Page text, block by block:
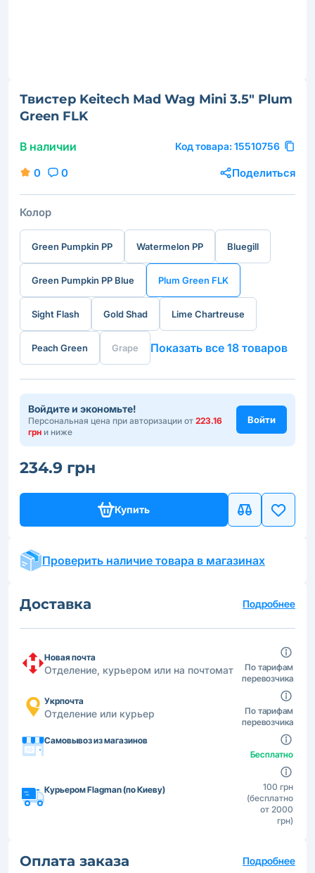
Твистер Keitech Mad Wag Mini 3.5" Plum
Green FLK
В наличии Код товара: 15510756
0 0 Поделиться
Колор
Green Pumpkin PP Watermelon PP Bluegill
Green Pumpkin PP Blue Plum Green FLK
Sight Flash Gold Shad Lime Chartreuse
Peach Green Grape Показать все 18 товаров
Войдите и экономьте!
Персональная цена при авторизации от 223.16
грн и ниже
Войти
234.9 грн
Купить
Проверить наличие товара в магазинах
Доставка Подробнее
Новая почта
Отделение, курьером или на почтомат
По тарифам
перевозчика
Укрпочта
Отделение или курьер
По тарифам
перевозчика
Самовывоз из магазинов
Бесплатно
Курьером Flagman (по Киеву)
100 грн
(бесплатно
от 2000
грн)
Оплата заказа Подробнее